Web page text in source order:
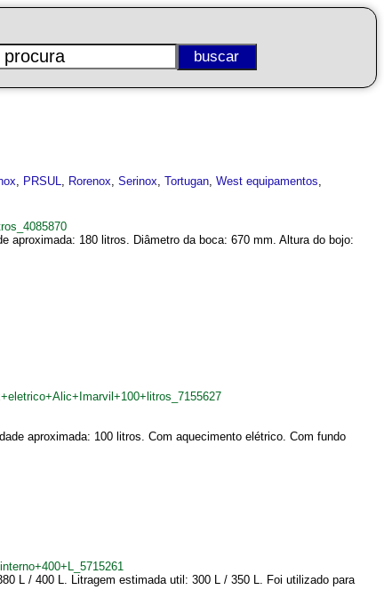
, PRSUL, Rorenox, Serinox, Tortugan, West equipamentos,
aproximada: 180 litros. Diâmetro da boca: 670 mm. Altura do bojo:
aproximada: 100 litros. Com aquecimento elétrico. Com fundo
L / 400 L. Litragem estimada util: 300 L / 350 L. Foi utilizado para